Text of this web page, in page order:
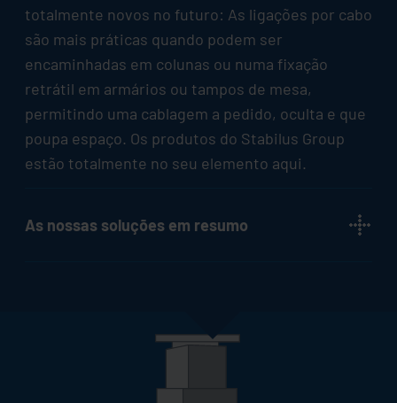
totalmente novos no futuro: As ligações por cabo
são mais práticas quando podem ser
encaminhadas em colunas ou numa fixação
retrátil em armários ou tampos de mesa,
permitindo uma cablagem a pedido, oculta e que
poupa espaço. Os produtos do Stabilus Group
estão totalmente no seu elemento aqui.
As nossas soluções em resumo